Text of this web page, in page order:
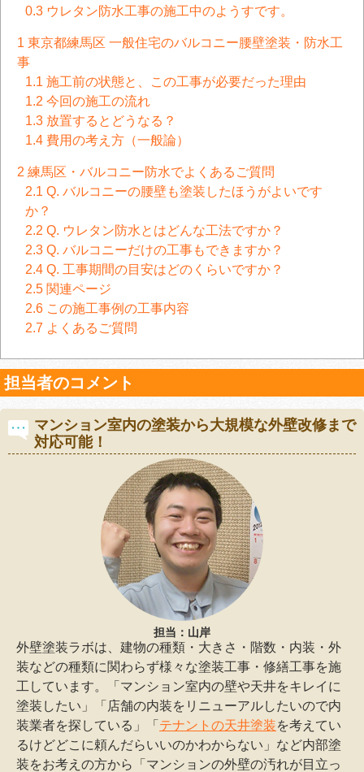
0.3 ウレタン防水工事の施工中のようすです。
1 東京都練馬区 一般住宅のバルコニー腰壁塗装・防水工
事
1.1 施工前の状態と、この工事が必要だった理由
1.2 今回の施工の流れ
1.3 放置するとどうなる？
1.4 費用の考え方（一般論）
2 練馬区・バルコニー防水でよくあるご質問
2.1 Q. バルコニーの腰壁も塗装したほうがよいです
か？
2.2 Q. ウレタン防水とはどんな工法ですか？
2.3 Q. バルコニーだけの工事もできますか？
2.4 Q. 工事期間の目安はどのくらいですか？
2.5 関連ページ
2.6 この施工事例の工事内容
2.7 よくあるご質問
担当者のコメント
マンション室内の塗装から大規模な外壁改修まで
対応可能！
担当：山岸
外壁塗装ラボは、建物の種類・大きさ・階数・内装・外
装などの種類に関わらず様々な塗装工事・修繕工事を施
工しています。「マンション室内の壁や天井をキレイに
塗装したい」「店舗の内装をリニューアルしたいので内
装業者を探している」「 テナントの天井塗装を考えてい
るけどどこに頼んだらいいのかわからない」など内部塗
装をお考えの方から「マンションの外壁の汚れが目立っ